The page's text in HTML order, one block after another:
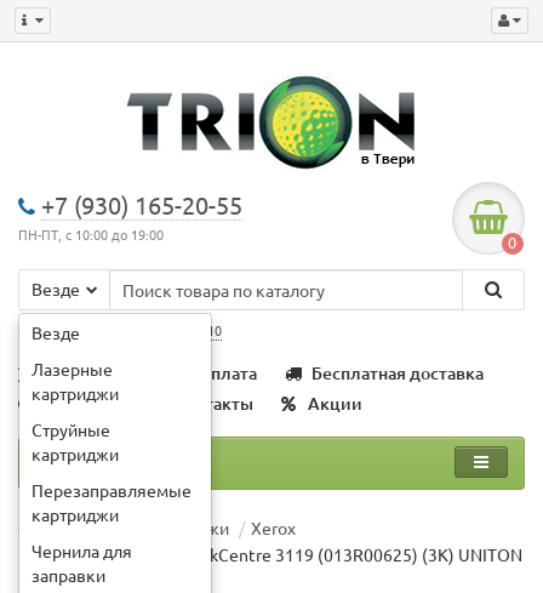
+7 (930) 165-20-55
ПН-ПТ, с 10:00 до 19:00 0
Везде
Везде
Лазерные
картриджи
Струйные
картриджи
Перезаправляемые
картриджи
Чернила для
заправки
Например: картридж xerox 3010
О компании Оплата
Бесплатная доставка
Гарантии
Контакты Акции
Каталог
Лазерные картриджи
Xerox
Картридж XEROX WorkCentre 3119 (013R00625) (3K) UNITON
Eco